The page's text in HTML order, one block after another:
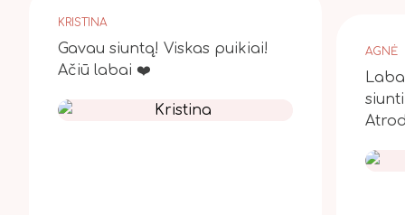
KRISTINA
Gavau siuntą! Viskas puikiai!
Ačiū labai ❤️
AGNĖ